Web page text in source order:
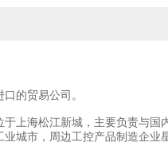
的贸易公司。
上海松江新城，主要负责与
城市，周边工控产品制造企